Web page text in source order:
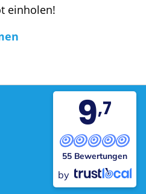
einholen!
9,7
55 Bewertungen
by